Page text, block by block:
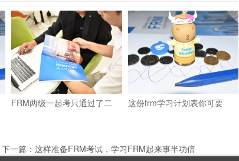
FRM两级一起考只通过了二 这份frm学习计划表你可要
下一篇： 这样准备FRM考试，学习FRM起来事半功倍